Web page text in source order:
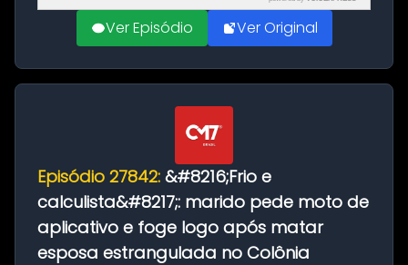
Ver Episódio Ver Original
Episódio 27842: &#8216;Frio e
calculista&#8217;: marido pede moto de
aplicativo e foge logo após matar
esposa estrangulada no Colônia